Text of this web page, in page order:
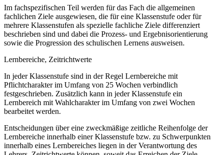
Im fachspezifischen Teil werden für das Fach die allgemeinen
fachlichen Ziele ausgewiesen, die für eine Klassenstufe oder für
mehrere Klassenstufen als spezielle fachliche Ziele differenziert
beschrieben sind und dabei die Prozess- und Ergebnisorientierung
sowie die Progression des schulischen Lernens ausweisen.
Lernbereiche, Zeitrichtwerte
In jeder Klassenstufe sind in der Regel Lernbereiche mit
Pflichtcharakter im Umfang von 25 Wochen verbindlich
festgeschrieben. Zusätzlich kann in jeder Klassenstufe ein
Lernbereich mit Wahlcharakter im Umfang von zwei Wochen
bearbeitet werden.
Entscheidungen über eine zweckmäßige zeitliche Reihenfolge der
Lernbereiche innerhalb einer Klassenstufe bzw. zu Schwerpunkten
innerhalb eines Lernbereiches liegen in der Verantwortung des